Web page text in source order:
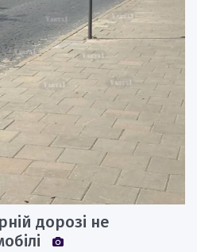
дорозі не